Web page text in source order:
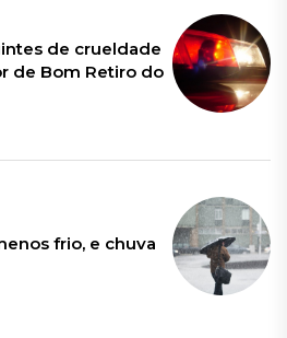
de crueldade
de Bom Retiro do
frio, e chuva